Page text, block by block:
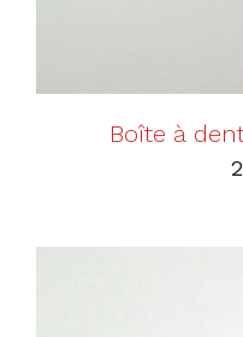
Boîte à